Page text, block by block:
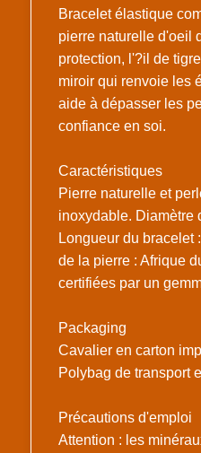
Bracelet élastique
pierre naturelle d'oeil
protection, l'?il de
miroir qui renvoie les
aide à dépasser les
confiance en soi.
Caractéristiques
Pierre naturelle et
inoxydable. Diamètre
Longueur du bracelet
de la pierre : Afrique
certifiées par un
Packaging
Cavalier en carton
Polybag de transport
Précautions d'emploi
Attention : les